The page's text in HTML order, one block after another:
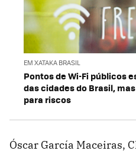
EM XATAKA BRASIL
Pontos de Wi-Fi públicos
das cidades do Brasil,
para riscos
Óscar García Maceiras,